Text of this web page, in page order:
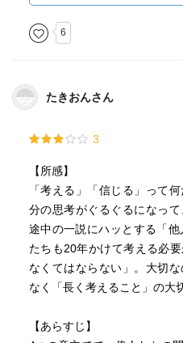
なります。
6
たきおんさん
3
【所感】
「考える」「信じる」って
分の思考がぐるぐるになっ
途中の一説にハッとする「
たちも20年かけて考える必
なくてはならない」。大切
なく「長く考えること」の大
【あらすじ】